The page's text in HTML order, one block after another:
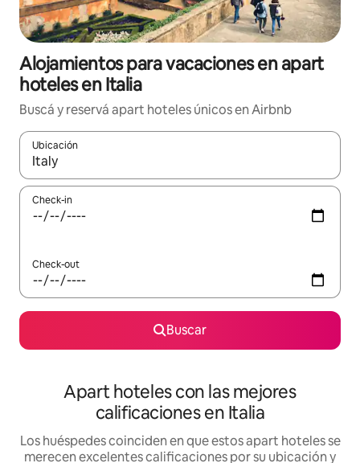
Alojamientos para vacaciones en apart
hoteles en Italia
Buscá y reservá apart hoteles únicos en Airbnb
Ubicación
Cuando los resultados estén disponibles, navegá con las
Check-in
Check-out
Buscar
Apart hoteles con las mejores
calificaciones en Italia
Los huéspedes coinciden en que estos apart hoteles se
merecen excelentes calificaciones por su ubicación y